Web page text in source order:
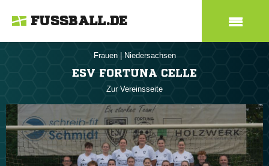
FUSSBALL.DE
Frauen Niedersachsen
ESV FORTUNA CELLE
Zur Vereinsseite